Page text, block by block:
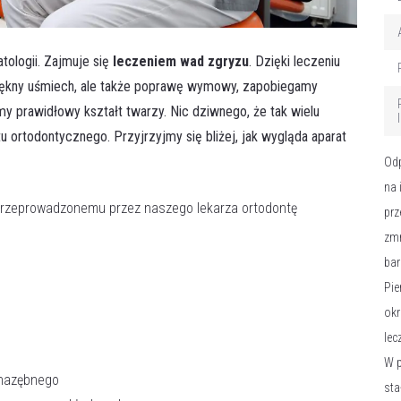
Zajmuje się leczeniem wad zgryzu. Dzięki leczeniu
uśmiech, ale także poprawę wymowy, zapobiegamy
prawidłowy kształt twarzy. Nic dziwnego, że tak wielu
ortodontycznego. Przyjrzyjmy się bliżej, jak wygląda aparat
przez naszego lekarza ortodontę
na
W